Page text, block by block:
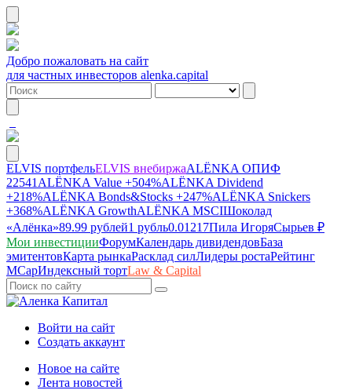
Добро пожаловать на сайт
для частных инвесторов alenka.capital
ELVIS портфельELVIS внебиржаALЁNKA ОПИФ
22541 ALЁNKA Value +504%ALЁNKA Dividend
+218%ALЁNKA Bonds&Stocks +247%ALЁNKA Snickers
+368%ALЁNKA GrowthALЁNKA MSCIШоколад
«Алёнка»89.99 рублей1 рубль0.01217Пила ИгоряСырьев ₽
Мои инвестицииФорумКалендарь дивидендовБаза
эмитентовКарта рынкаРасклад силЛидеры ростаРейтинг
MCapИндексный тортLaw & Capital
Войти на сайт
Создать аккаунт
Новое на сайте
Лента новостей